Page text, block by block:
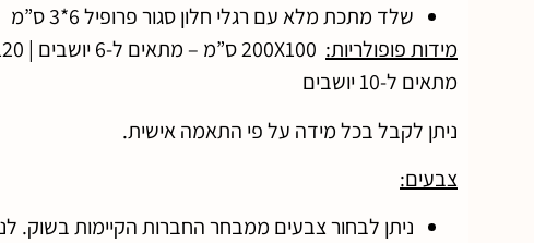
שלד מתכת מלא עם רגלי חלון סגור פרופיל 6*3 ס”מ
מידות פופולריות:
מתאים ל-10 יושבים
ניתן לקבל בכל מידה על פי התאמה אישית.
צבעים:
ניתן לבחור צבעים ממבחר החברות הקיימות בשוק.